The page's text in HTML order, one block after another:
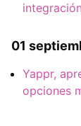
01
Yappr,
opciones